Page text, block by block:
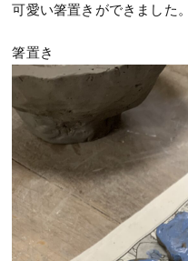
可愛い箸置きができました。
箸置き